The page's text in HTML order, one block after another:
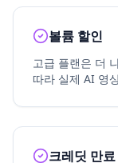
볼륨 할인
고급 플랜은 더
따라 실제 AI 영
크레딧 만